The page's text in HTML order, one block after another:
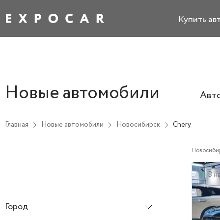
Купить
Новые автомобили
Главная Новые автомобили Новосибирск Chery
Город
В